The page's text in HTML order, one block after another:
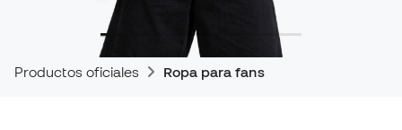
Productos oficiales Ropa para fans